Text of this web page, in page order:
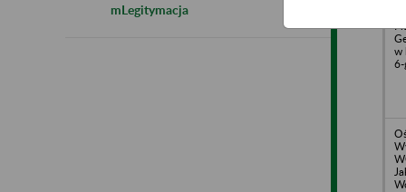
mLegitymacja
w
6-